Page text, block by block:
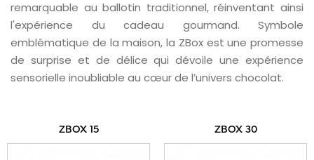
remarquable au ballotin traditionnel, réinventant ainsi
l'expérience du cadeau gourmand. Symbole
emblématique de la maison, la ZBox est une promesse
de surprise et de délice qui dévoile une expérience
sensorielle inoubliable au cœur de l’univers chocolat.
ZBOX 15 ZBOX 30